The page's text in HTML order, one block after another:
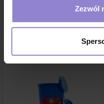
Zezwól
DO KOSZYKA